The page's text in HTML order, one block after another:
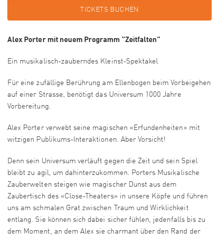
TICKETS BUCHEN
Alex Porter mit neuem Programm "Zeitfalten"
Ein musikalisch-zauberndes Kleinst-Spektakel
Für eine zufällige Berührung am Ellenbogen beim Vorbeigehen
auf einer Strasse, benötigt das Universum 1000 Jahre
Vorbereitung.
Alex Porter verwebt seine magischen «Erfundenheiten» mit
witzigen Publikums-Interaktionen. Aber Vorsicht!
Denn sein Universum verläuft gegen die Zeit und sein Spiel
bleibt zu agil, um dahinterzukommen. Porters Musikalische
Zauberwelten steigen wie magischer Dunst aus dem
Zaubertisch des «Close-Theaters» in unsere Köpfe und führen
uns am schmalen Grat zwischen Traum und Wirklichkeit
entlang. Sie können sich dabei sicher fühlen, jedenfalls bis zu
dem Moment, an dem Alex sie charmant über den Rand der